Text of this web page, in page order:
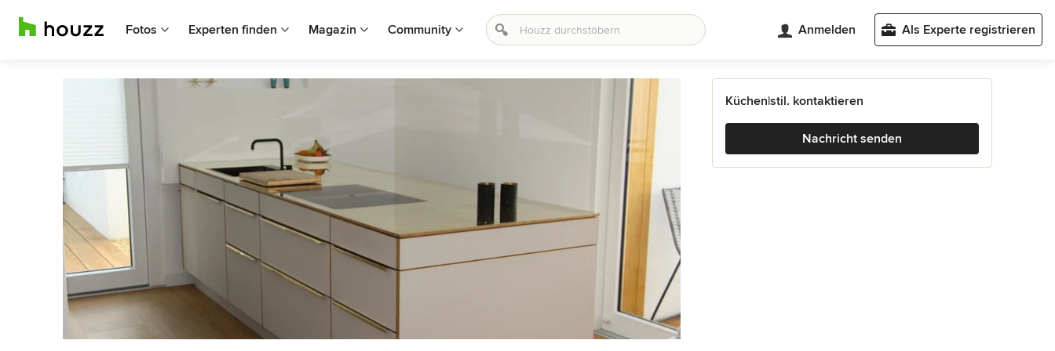
Fotos Experten finden Magazin Community Anmelden Als Experte registrieren
Küchen|stil. kontaktieren
Nachricht senden